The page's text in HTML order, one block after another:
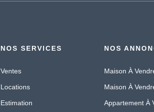
NOS SERVICES
Ventes
Locations
Estimation
NOS
Maison À
Maison À
Appartement À